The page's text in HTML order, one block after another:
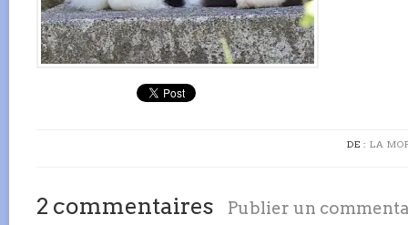
DE : LA
2 commentaires Publier un